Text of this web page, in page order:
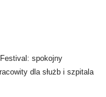
spokojny
dla służb i szpitala